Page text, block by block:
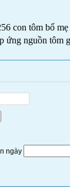
con tôm bố
nguồn tôm
ngày